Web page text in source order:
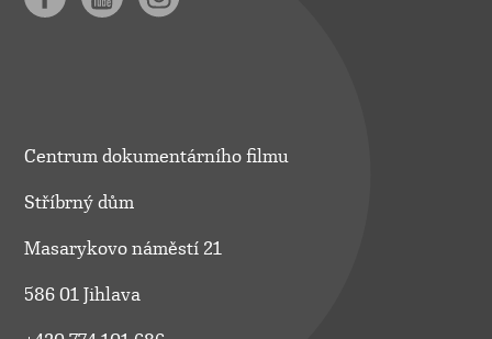
Centrum dokumentárního filmu
Stříbrný dům
Masarykovo náměstí 21
586 01 Jihlava